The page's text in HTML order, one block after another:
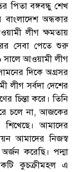
পিতা বঙ্গবন্ধু শেখ
অন্ধকার
লীগ ক্ষমতায়
সেবা পেতে শুরু
সালে আওয়ামী লীগ
দিকে অগ্রসর
সর্বদা দেশের
চিন্তা করে। তিনি
চলে না, আজকের
শিখেছে। আমাদের
আমাদের নিজস্ব
করেছি। পদ্মা
কুচক্রীমহল এ